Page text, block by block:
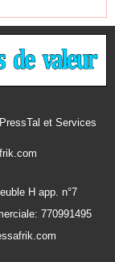
et Services
H app. n°7
770991495